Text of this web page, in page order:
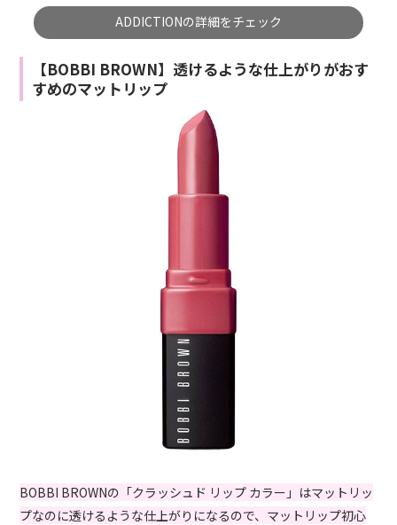
ADDICTIONの詳細をチェック
【BOBBI BROWN】透けるような仕上がりがおす
すめのマットリップ
BOBBI BROWNの「クラッシュド リップ カラー」はマットリッ
プなのに透けるような仕上がりになるので、マットリップ初心